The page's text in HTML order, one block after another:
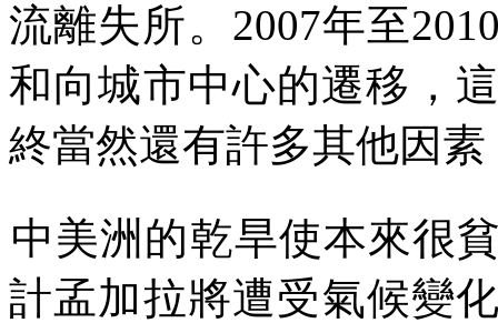
流離失所。 2007年至
和向城市中心的遷移，
終當然還有許多其他因
中美洲的乾旱使本來很
計孟加拉將遭受氣候變